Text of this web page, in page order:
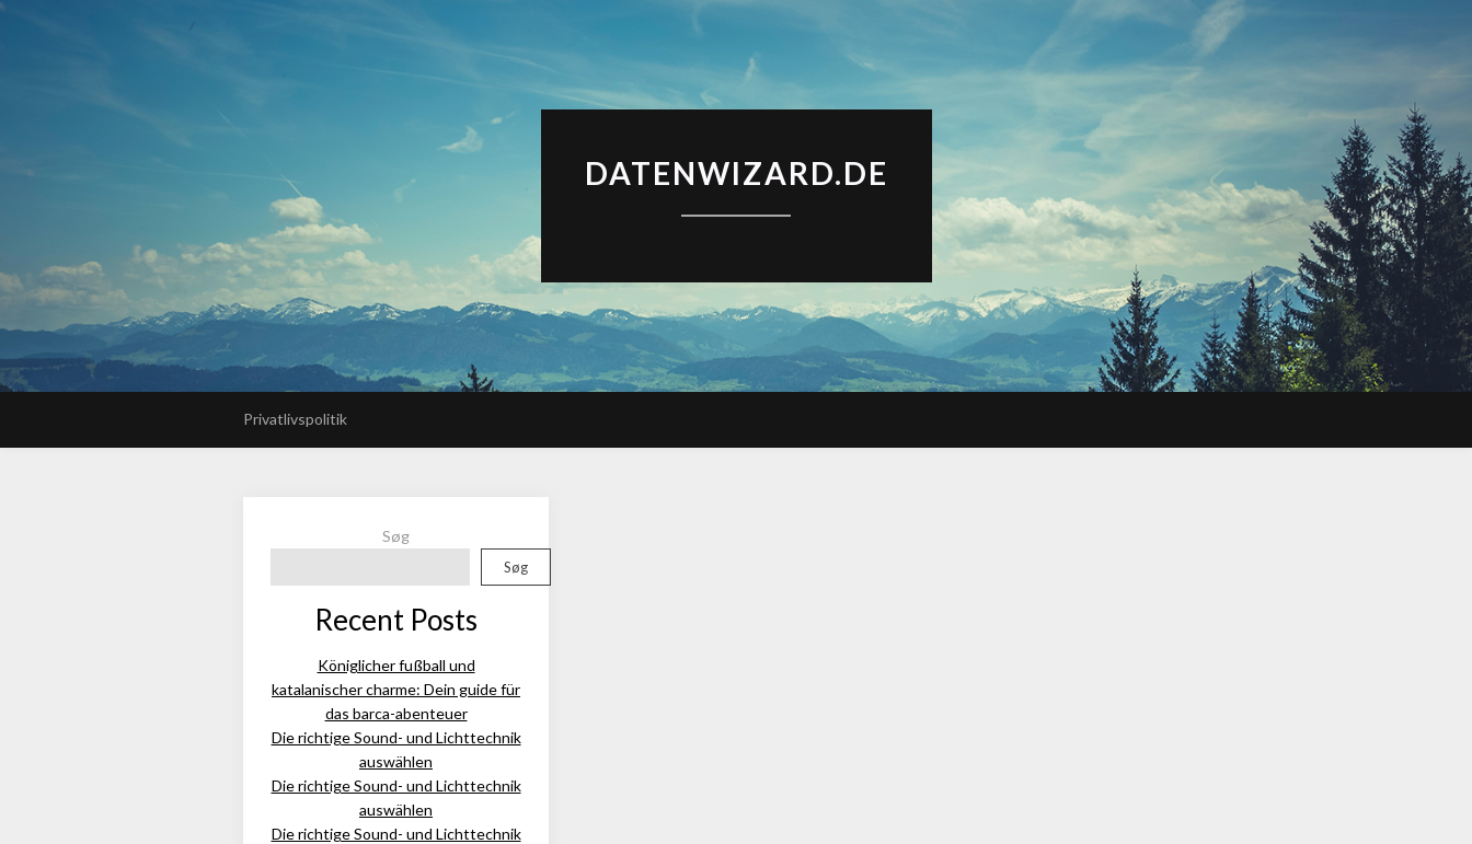
DATENWIZARD.DE
Privatlivspolitik
Søg
Søg
Recent Posts
Königlicher fußball und
katalanischer charme: Dein guide für
das barca-abenteuer
Die richtige Sound- und Lichttechnik
auswählen
Die richtige Sound- und Lichttechnik
auswählen
Die richtige Sound- und Lichttechnik